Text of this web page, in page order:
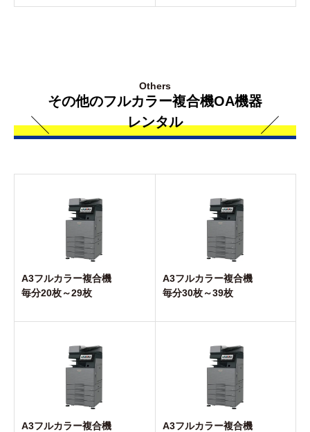
Others
その他のフルカラー複合機OA機器
レンタル
A3フルカラー複合機
毎分20枚～29枚
A3フルカラー複合機
毎分30枚～39枚
A3フルカラー複合機
A3フルカラー複合機